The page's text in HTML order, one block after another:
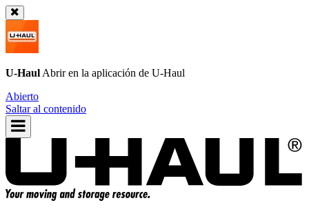
U-Haul Abrir en la aplicación de U-Haul
Abierto
Saltar al contenido